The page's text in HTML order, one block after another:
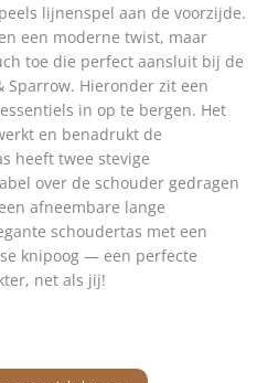
lijnenspel aan de voorzijde.
een moderne twist, maar
toe die perfect aansluit bij de
Sparrow. Hieronder zit een
in op te bergen. Het
en benadrukt de
heeft twee stevige
over de schouder gedragen
afneembare lange
schoudertas met een
knipoog — een perfecte
net als jij!